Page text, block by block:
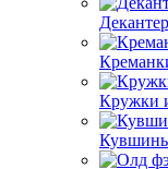
Кружки